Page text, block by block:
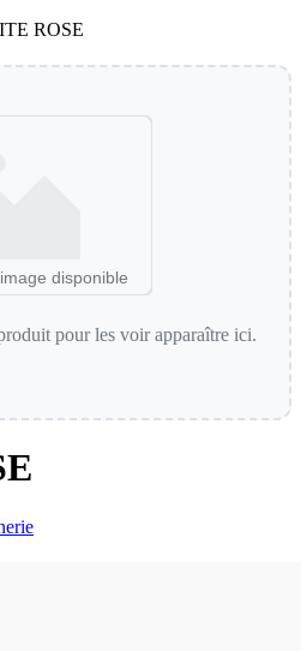
ROSE
disponible
pour les voir apparaître ici.